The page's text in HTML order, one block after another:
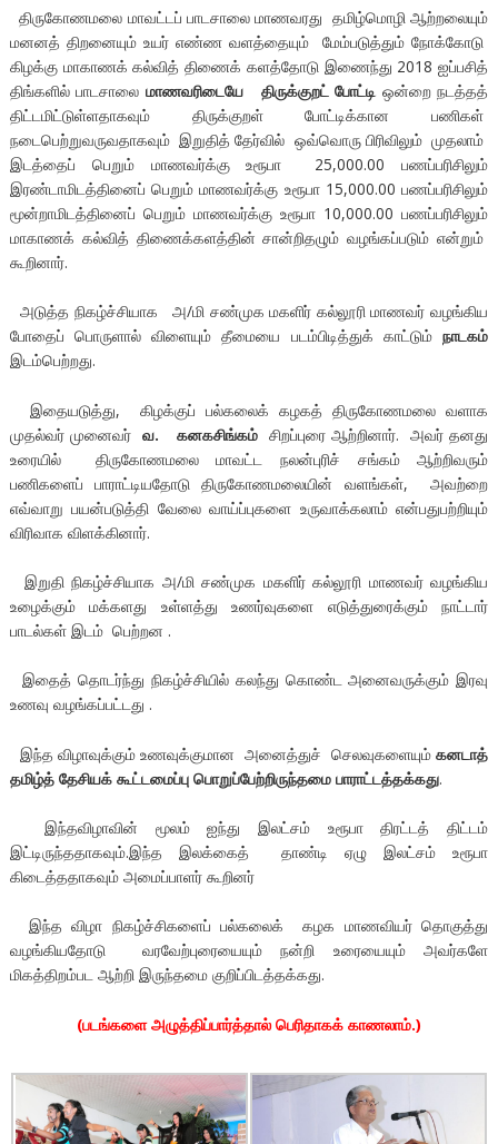
திருகோணமலை மாவட்டப் பாடசாலை மாணவரது தமிழ்மொழி ஆற்றலையும்
மனனத் திறனையும் உயர் எண்ண வளத்தையும் மேம்படுத்தும் நோக்கோடு
கிழக்கு மாகாணக் கல்வித் திணைக் களத்தோடு இணைந்து 2018 ஐப்பசித்
திங்களில் பாடசாலை மாணவரிடையே திருக்குறட் போட்டி ஒன்றை நடத்தத்
திட்டமிட்டுள்ளதாகவும் திருக்குறள் போட்டிக்கான பணிகள்
நடைபெற்றுவருவதாகவும் இறுதித் தேர்வில் ஒவ்வொரு பிரிவிலும் முதலாம்
இடத்தைப் பெறும் மாணவர்க்கு உரூபா 25,000.00 பணப்பரிசிலும்
இரண்டாமிடத்தினைப் பெறும் மாணவர்க்கு உரூபா 15,000.00 பணப்பரிசிலும்
மூன்றாமிடத்தினைப் பெறும் மாணவர்க்கு உரூபா 10,000.00 பணப்பரிசிலும்
மாகாணக் கல்வித் திணைக்களத்தின் சான்றிதழும் வழங்கப்படும் என்றும்
கூறினார்.
அடுத்த நிகழ்ச்சியாக அ/மி சண்முக மகளிர் கல்லூரி மாணவர் வழங்கிய
போதைப் பொருளால் விளையும் தீமையை படம்பிடித்துக் காட்டும்நாடகம்
இடம்பெற்றது.
இதையடுத்து, கிழக்குப் பல்கலைக் கழகத் திருகோணமலை வளாக
முதல்வர் முனைவர்வ. கனகசிங்கம்சிறப்புரை ஆற்றினார். அவர் தனது
உரையில் திருகோணமலை மாவட்ட நலன்புரிச் சங்கம் ஆற்றிவரும்
பணிகளைப் பாராட்டியதோடு திருகோணமலையின் வளங்கள், அவற்றை
எவ்வாறு பயன்படுத்தி வேலை வாய்ப்புகளை உருவாக்கலாம் என்பதுபற்றியும்
விரிவாக விளக்கினார்.
இறுதி நிகழ்ச்சியாக அ/மி சண்முக மகளிர் கல்லூரி மாணவர் வழங்கிய
உழைக்கும் மக்களது உள்ளத்து உணர்வுகளை எடுத்துரைக்கும் நாட்டார்
பாடல்கள் இடம் பெற்றன .
இதைத் தொடர்ந்து நிகழ்ச்சியில் கலந்து கொண்ட அனைவருக்கும் இரவு
உணவு வழங்கப்பட்டது .
இந்த விழாவுக்கும் உணவுக்குமான அனைத்துச் செலவுகளையும்கனடாத்
தமிழ்த் தேசியக் கூட்டமைப்பு பொறுப்பேற்றிருந்தமை பாராட்டத்தக்கது.
இந்தவிழாவின் மூலம் ஐந்து இலட்சம் உரூபா திரட்டத் திட்டம்
இட்டிருந்ததாகவும்.இந்த இலக்கைத் தாண்டி ஏழு இலட்சம் உரூபா
கிடைத்ததாகவும் அமைப்பாளர் கூறினர்
இந்த விழா நிகழ்ச்சிகளைப் பல்கலைக் கழக மாணவியர் தொகுத்து
வழங்கியதோடு வரவேற்புரையையும் நன்றி உரையையும் அவர்களே
மிகத்திறம்பட ஆற்றி இருந்தமை குறிப்பிடத்தக்கது.
(படங்களை அழுத்திப்பார்த்தால் பெரிதாகக் காணலாம்.)